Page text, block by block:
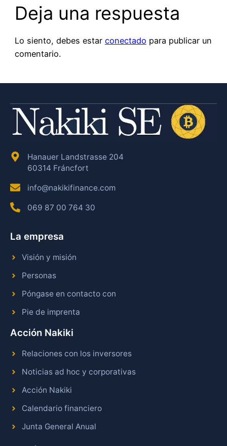
Deja una respuesta
Lo siento, debes estar conectado para publicar un
comentario.
Hanauer Landstrasse 204
60314 Fráncfort
info@nakikifinance.com
069 87 00 764 30
La empresa
Visión y misión
Personas
Póngase en contacto con
Pie de imprenta
Acción Nakiki
Relaciones con los inversores
Noticias ad hoc y corporativas
Acción Nakiki
Calendario financiero
Junta General Anual